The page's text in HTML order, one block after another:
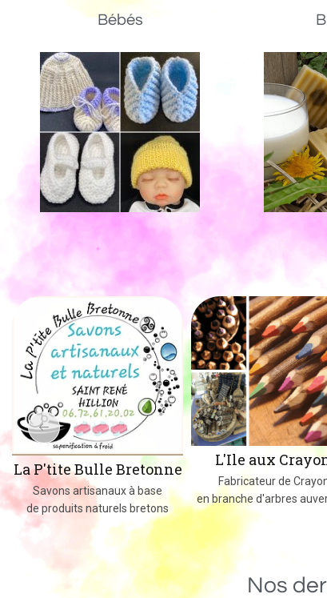
Bébés
La P'tite Bulle Bretonne
Savons artisanaux à base
de produits naturels bretons
L'Ile aux
Fabricateur de
en branche d'arbres
Nos